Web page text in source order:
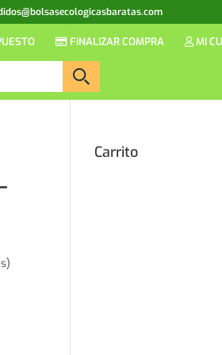
FINALIZAR COMPRA MI
Carrito